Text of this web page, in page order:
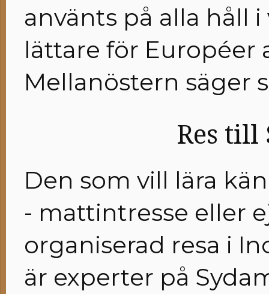
använts på alla håll
lättare för
Mellanöstern säger
Res till
Den som vill lära
- mattintresse eller
organiserad resa i
är experter på